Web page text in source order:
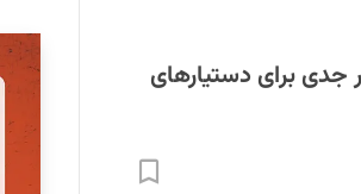
برای دستیارهای